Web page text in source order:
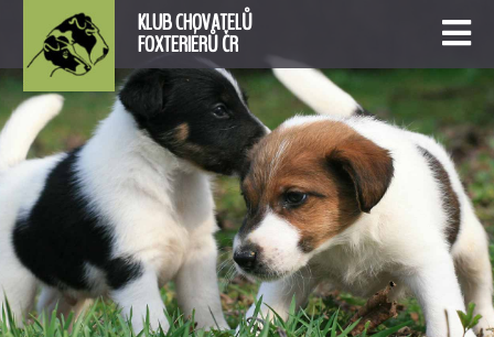
KLUB CHOVATELŮ
FOXTERIÉRŮ ČR